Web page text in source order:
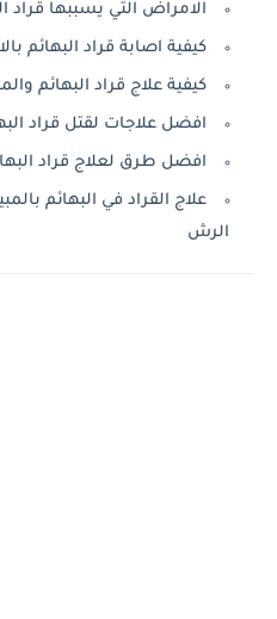
الامراض التي يسببها قراد
كيفية اصابة قراد البهائم
كيفية علاج قراد البهائم
افضل علاجات لقتل قراد
افضل طرق لعلاج قراد
علاج القراد في البهائم
الرش